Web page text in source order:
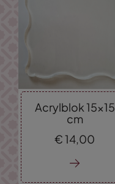
Acrylblok 15x15
cm
€14,00